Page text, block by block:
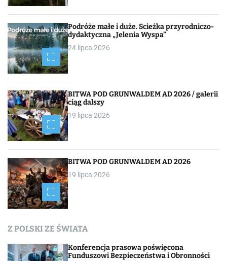
Podróże małe i duże. Ścieżka przyrodniczo-
dydaktyczna „Jelenia Wyspa”
24 lipca 2026
BITWA POD GRUNWALDEM AD 2026 / galerii
ciąg dalszy
19 lipca 2026
BITWA POD GRUNWALDEM AD 2026
19 lipca 2026
Z POLSKI ZE ŚWIATA
Konferencja prasowa poświęcona
Funduszowi Bezpieczeństwa i Obronności